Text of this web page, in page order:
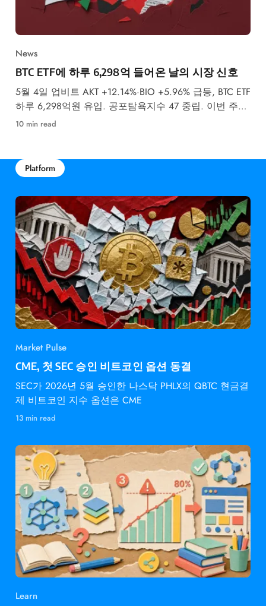
News
BTC ETF에 하루 6,298억 들어온 날의 시장 신호
5월 4일 업비트 AKT +12.14%·BIO +5.96% 급등, BTC ETF
하루 6,298억원 유입. 공포탐욕지수 47 중립. 이번 주
FOMC 금리 결정이 최대 변수입니다.
10 min read
Platform
Market Pulse
CME, 첫 SEC 승인 비트코인 옵션 동결
SEC가 2026년 5월 승인한 나스닥 PHLX의 QBTC 현금결
제 비트코인 지수 옵션은 CME
13 min read
Learn